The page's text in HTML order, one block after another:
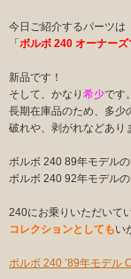
今日ご紹介するパーツは
「 ボルボ 240 オーナー
新品です！
そして、かなり 希少です。
長期在庫品のため、多少
破れや、剥がれなどあり
ボルボ 240 89年モデル
ボルボ 240 92年モデル
240にお乗りいただいて
コレクションとしてもい
ボルボ 240 ’89年モデル